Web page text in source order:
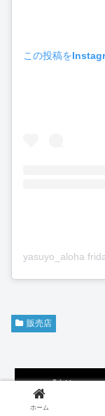
この投稿を
販売店
X
ホーム